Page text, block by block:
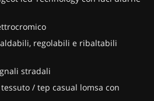
regolabili e ribaltabili
stradali
/ tep casual lomsa con